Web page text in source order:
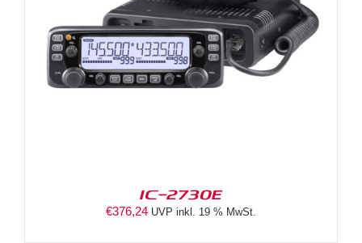
IC-2730E
€376,24 UVP inkl. 19 % MwSt.